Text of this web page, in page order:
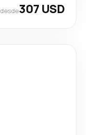
desde307 USD